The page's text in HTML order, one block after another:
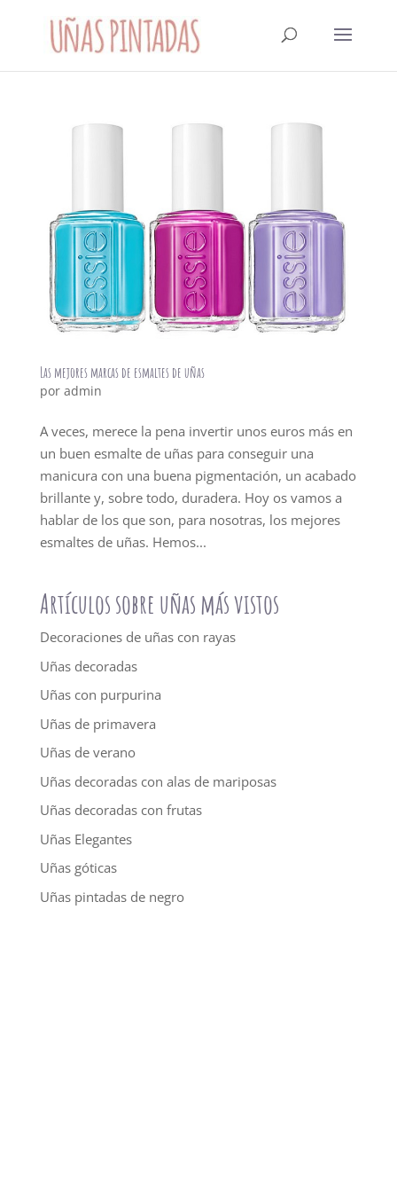
Las mejores marcas de esmaltes de uñas
por admin
A veces, merece la pena invertir unos euros más en
un buen esmalte de uñas para conseguir una
manicura con una buena pigmentación, un acabado
brillante y, sobre todo, duradera. Hoy os vamos a
hablar de los que son, para nosotras, los mejores
esmaltes de uñas. Hemos...
Artículos sobre uñas más vistos
Decoraciones de uñas con rayas
Uñas decoradas
Uñas con purpurina
Uñas de primavera
Uñas de verano
Uñas decoradas con alas de mariposas
Uñas decoradas con frutas
Uñas Elegantes
Uñas góticas
Uñas pintadas de negro